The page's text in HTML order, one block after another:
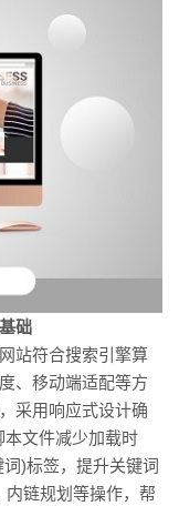
础
站符合搜索引擎算
、移动端适配等方
采用响应式设计确
文件减少加载时
)标签，提升关键词
内链规划等操作，帮